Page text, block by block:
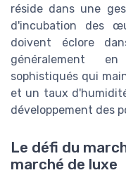
réside dans une
d'incubation des
doivent éclore
généralement
sophistiqués qui
et un taux
développement des
Le défi du
marché de luxe